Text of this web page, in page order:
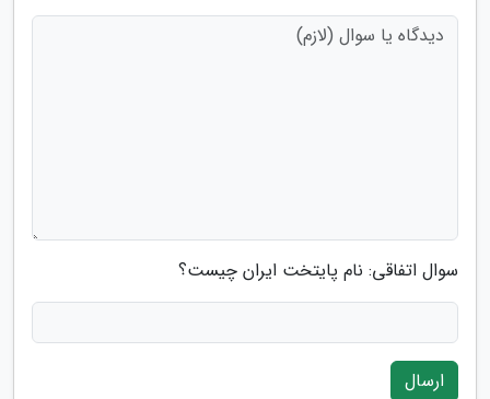
سوال اتفاقی: نام پایتخت ایران چیست؟
ارسال